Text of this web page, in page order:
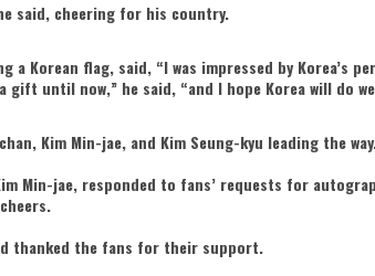
said, cheering for his country.
Korean flag, said, “I was impressed by Korea’s
gift until now,” he said, “and I hope Korea will do
Kim Min-jae, and Kim Seung-kyu leading the
Min-jae, responded to fans’ requests for
thanked the fans for their support.